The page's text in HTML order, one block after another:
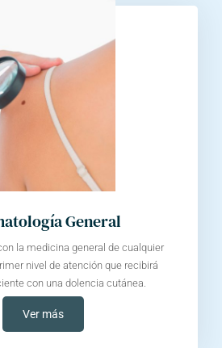
General
la medicina general de cualquier
nivel de atención que recibirá
con una dolencia cutánea.
Ver más